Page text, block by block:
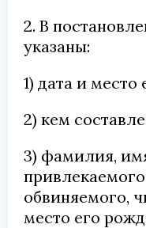
2. В
указаны:
1) дата и место
2) кем
3) фамилия,
привлекаемого
обвиняемого,
место его